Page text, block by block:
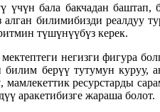
бала бакчадан
билимибизди реалдуу
түшүнүүбүз керек.
негизги фигура
берүү тутумун
ресурстарды
аракетибизге жараша болот.